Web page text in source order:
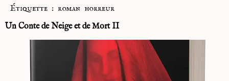
Étiquette : roman horreur
Un Conte de Neige et de Mort II